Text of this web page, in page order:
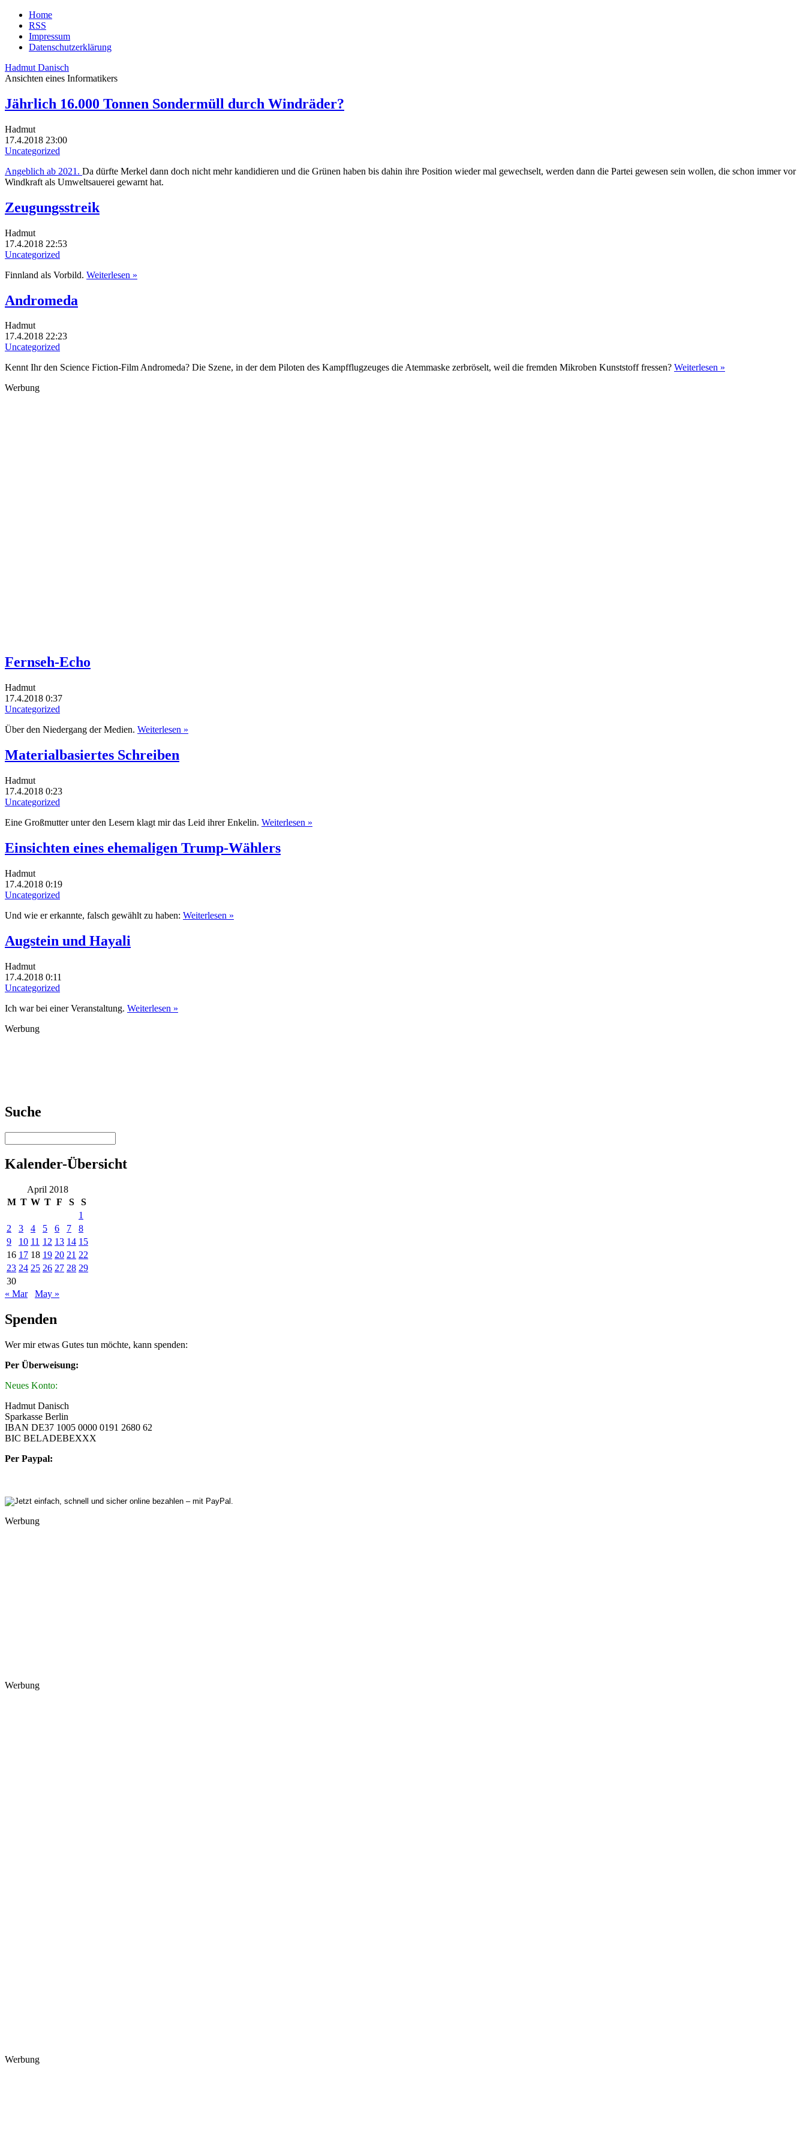
Home
RSS
Impressum
Datenschutzerklärung
Hadmut Danisch
Ansichten eines Informatikers
Jährlich 16.000 Tonnen Sondermüll durch Windräder?
Hadmut
17.4.2018 23:00
Uncategorized
Angeblich ab 2021. Da dürfte Merkel dann doch nicht mehr kandidieren und die Grünen haben bis dahin ihre Position wieder mal gewechselt, werden dann die Partei gewesen sein wollen, die schon immer vor
Windkraft als Umweltsauerei gewarnt hat.
Zeugungsstreik
Hadmut
17.4.2018 22:53
Uncategorized
Finnland als Vorbild. Weiterlesen »
Andromeda
Hadmut
17.4.2018 22:23
Uncategorized
Kennt Ihr den Science Fiction-Film Andromeda? Die Szene, in der dem Piloten des Kampfflugzeuges die Atemmaske zerbröselt, weil die fremden Mikroben Kunststoff fressen? Weiterlesen »
Werbung
Fernseh-Echo
Hadmut
17.4.2018 0:37
Uncategorized
Über den Niedergang der Medien. Weiterlesen »
Materialbasiertes Schreiben
Hadmut
17.4.2018 0:23
Uncategorized
Eine Großmutter unter den Lesern klagt mir das Leid ihrer Enkelin. Weiterlesen »
Einsichten eines ehemaligen Trump-Wählers
Hadmut
17.4.2018 0:19
Uncategorized
Und wie er erkannte, falsch gewählt zu haben: Weiterlesen »
Augstein und Hayali
Hadmut
17.4.2018 0:11
Uncategorized
Ich war bei einer Veranstaltung. Weiterlesen »
Werbung
Suche
Kalender-Übersicht
April 2018
M T W T F S
S
1
2
3 4 5 6 7
8
9
10 11 12 13 14 15
16 17 18 19 20 21 22
23 24 25 26 27 28 29
30
« Mar
May »
Spenden
Wer mir etwas Gutes tun möchte, kann spenden:
Per Überweisung:
Neues Konto:
Hadmut Danisch
Sparkasse Berlin
IBAN DE37 1005 0000 0191 2680 62
BIC BELADEBEXXX
Per Paypal:
Werbung
Werbung
Werbung